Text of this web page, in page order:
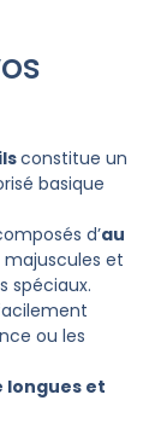
constitue un
basique
d’au
et
spéciaux.
ou les
longues et